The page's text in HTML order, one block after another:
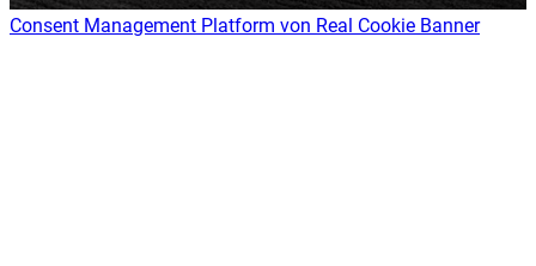
Consent Management Platform von Real Cookie Banner